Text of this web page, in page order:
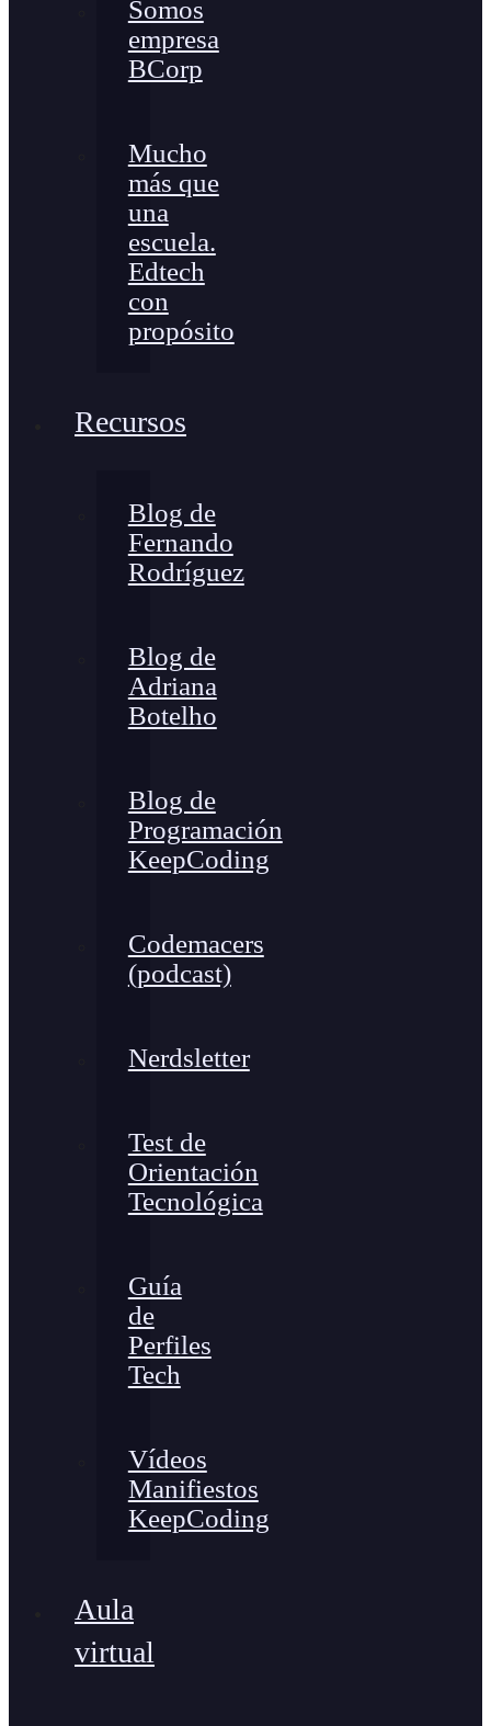
Somos
empresa
BCorp
Mucho
más que
una
escuela.
Edtech
con
propósito
Recursos
Blog de
Fernando
Rodríguez
Blog de
Adriana
Botelho
Blog de
Programación
KeepCoding
Codemacers
(podcast)
Nerdsletter
Test de
Orientación
Tecnológica
Guía
de
Perfiles
Tech
Vídeos
Manifiestos
KeepCoding
Aula
virtual